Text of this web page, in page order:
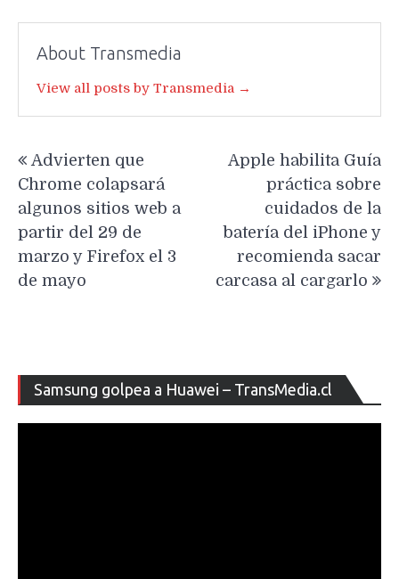
About Transmedia
View all posts by Transmedia →
de
entradas
Advierten que
Chrome colapsará
algunos sitios web a
partir del 29 de
marzo y Firefox el 3
de mayo
Apple habilita Guía
práctica sobre
cuidados de la
batería del iPhone y
recomienda sacar
carcasa al cargarlo
Samsung golpea a Huawei – TransMedia.cl
de